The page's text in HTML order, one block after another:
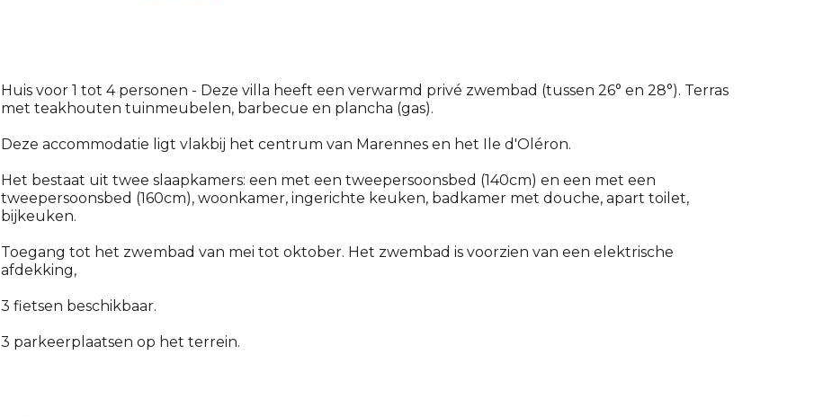
Huis voor 1 tot 4 personen - Deze villa heeft een verwarmd privé zwembad (tussen 26° en 28°). Terras
met teakhouten tuinmeubelen, barbecue en plancha (gas).
Deze accommodatie ligt vlakbij het centrum van Marennes en het Ile d'Oléron.
Het bestaat uit twee slaapkamers: een met een tweepersoonsbed (140cm) en een met een
tweepersoonsbed (160cm), woonkamer, ingerichte keuken, badkamer met douche, apart toilet,
bijkeuken.
Toegang tot het zwembad van mei tot oktober. Het zwembad is voorzien van een elektrische
afdekking,
3 fietsen beschikbaar.
3 parkeerplaatsen op het terrein.